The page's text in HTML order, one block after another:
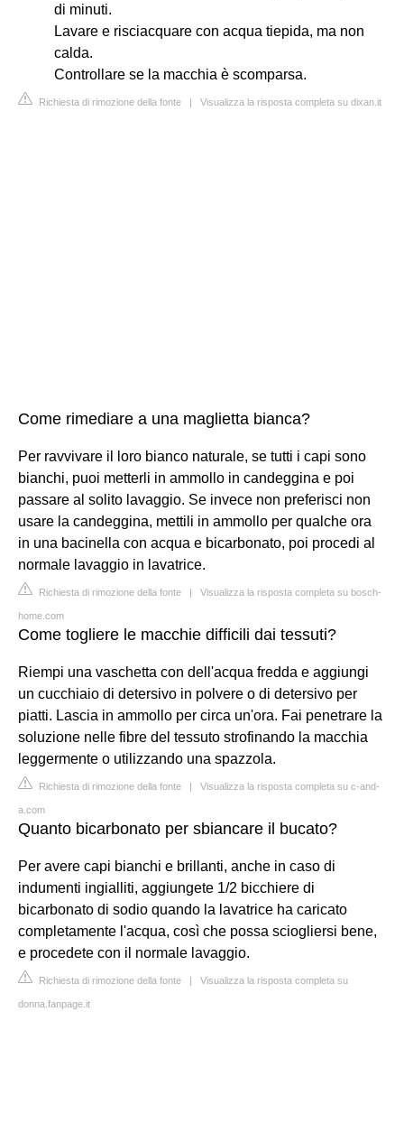
di minuti.
Lavare e risciacquare con acqua tiepida, ma non
calda.
Controllare se la macchia è scomparsa.
Richiesta di rimozione della fonte | Visualizza la risposta completa su dixan.it
Come rimediare a una maglietta bianca?
Per ravvivare il loro bianco naturale, se tutti i capi sono
bianchi, puoi metterli in ammollo in candeggina e poi
passare al solito lavaggio. Se invece non preferisci non
usare la candeggina, mettili in ammollo per qualche ora
in una bacinella con acqua e bicarbonato, poi procedi al
normale lavaggio in lavatrice.
Richiesta di rimozione della fonte | Visualizza la risposta completa su bosch-
home.com
Come togliere le macchie difficili dai tessuti?
Riempi una vaschetta con dell'acqua fredda e aggiungi
un cucchiaio di detersivo in polvere o di detersivo per
piatti. Lascia in ammollo per circa un'ora. Fai penetrare la
soluzione nelle fibre del tessuto strofinando la macchia
leggermente o utilizzando una spazzola.
Richiesta di rimozione della fonte | Visualizza la risposta completa su c-and-
a.com
Quanto bicarbonato per sbiancare il bucato?
Per avere capi bianchi e brillanti, anche in caso di
indumenti ingialliti, aggiungete 1/2 bicchiere di
bicarbonato di sodio quando la lavatrice ha caricato
completamente l'acqua, così che possa sciogliersi bene,
e procedete con il normale lavaggio.
Richiesta di rimozione della fonte | Visualizza la risposta completa su
donna.fanpage.it